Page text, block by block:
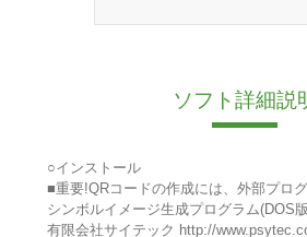
ソフト詳細説
○インストール
■重要!QRコードの作成には、外部プロ
シンボルイメージ生成プログラム(DOS
有限会社サイテック http://